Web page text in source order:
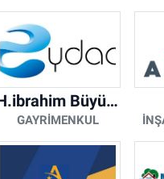
H.ibrahim Büyükacar
GAYRIMENKUL